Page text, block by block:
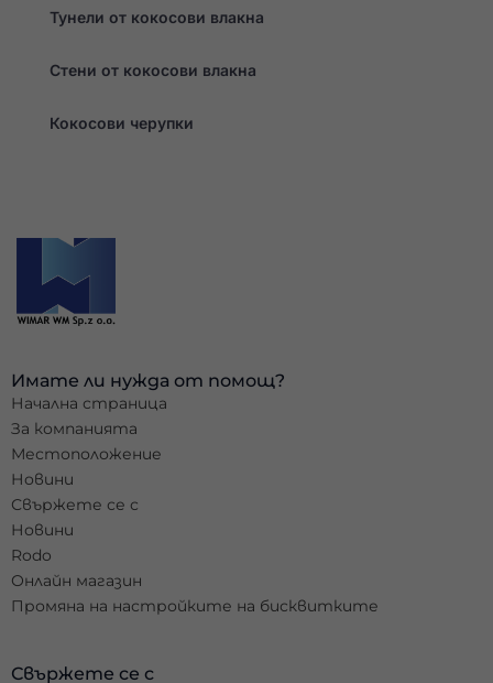
Тунели от кокосови влакна
Стени от кокосови влакна
Кокосови черупки
Имате ли нужда от помощ?
Начална страница
За компанията
Местоположение
Новини
Свържете се с
Новини
Rodo
Онлайн магазин
Промяна на настройките на бисквитките
Свържете се с